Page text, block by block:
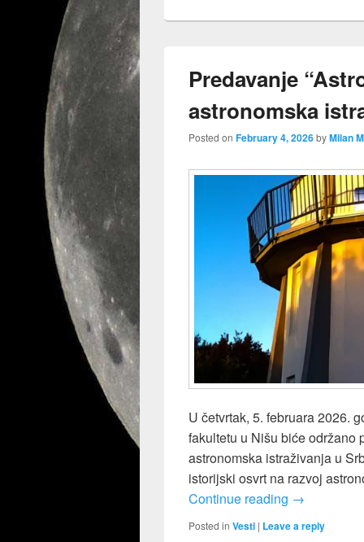
Predavanje
astronomska
Posted on February 4, 2026byMilan
U četvrtak, 5. februara 2026.
fakultetu u Nišu biće održano
astronomska istraživanja u
istorijski osvrt na razvoj
Continue reading Predavanje
→
Posted in Vesti | Leave a reply